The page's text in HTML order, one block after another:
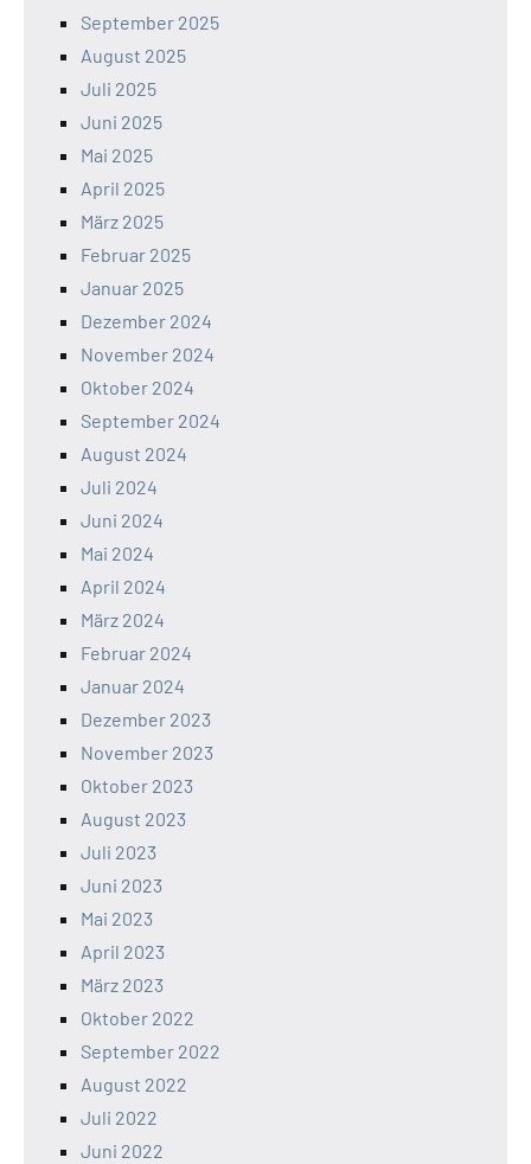
September 2025
August 2025
Juli 2025
Juni 2025
Mai 2025
April 2025
März 2025
Februar 2025
Januar 2025
Dezember 2024
November 2024
Oktober 2024
September 2024
August 2024
Juli 2024
Juni 2024
Mai 2024
April 2024
März 2024
Februar 2024
Januar 2024
Dezember 2023
November 2023
Oktober 2023
August 2023
Juli 2023
Juni 2023
Mai 2023
April 2023
März 2023
Oktober 2022
September 2022
August 2022
Juli 2022
Juni 2022